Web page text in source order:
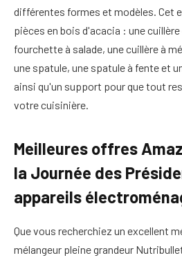
différentes formes et modèles. Cet
pièces en bois d'acacia : une
fourchette à salade, une cuillère à
une spatule, une spatule à fente et
ainsi qu'un support pour que tout
votre cuisinière.
Meilleures offres
la Journée des
appareils
Que vous recherchiez un excellent
mélangeur pleine grandeur